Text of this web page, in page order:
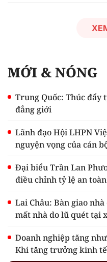
MỚI & NÓNG
Trung Quốc: Thúc đẩy
đẳng giới
Lãnh đạo Hội LHPN
nguyện vọng của cán
Đại biểu Trần Lan
điều chỉnh tỷ lệ an
Lai Châu: Bàn giao
mất nhà do lũ quét tại
Doanh nghiệp tăng
Khi tăng trưởng kinh